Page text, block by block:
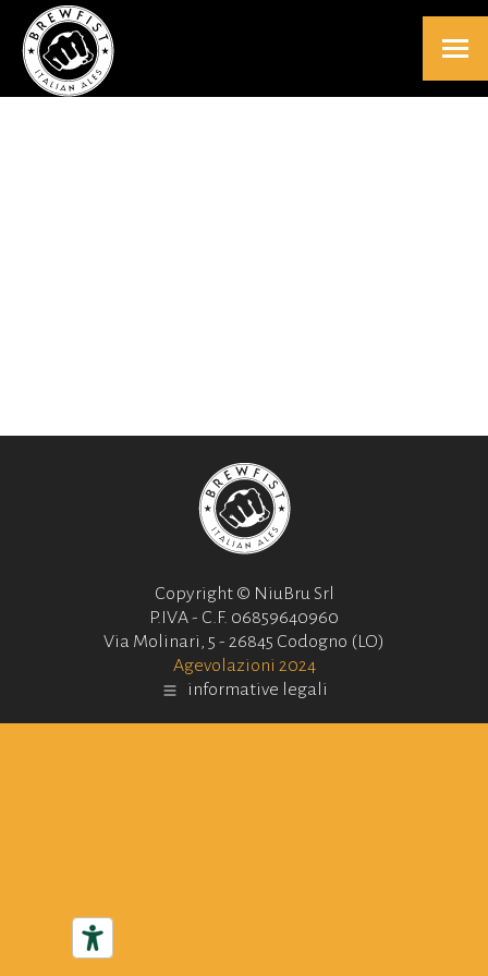
Copyright © NiuBru Srl
P.IVA - C.F. 06859640960
Via Molinari, 5 - 26845 Codogno (LO)
Agevolazioni 2024
informative legali